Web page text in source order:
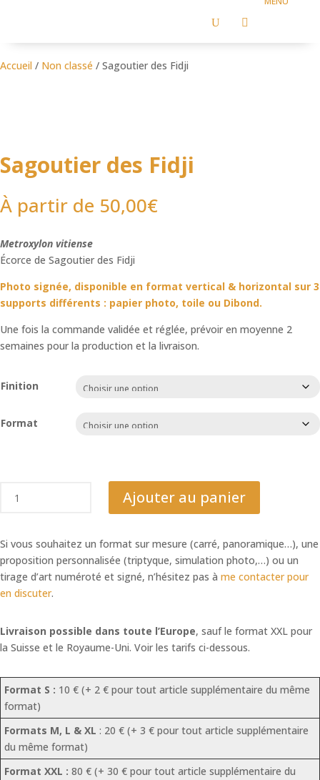
U 
Accueil / Non classé / Sagoutier des Fidji
Sagoutier des Fidji
À partir de 50,00€
Metroxylon vitiense
Écorce de Sagoutier des Fidji
Photo signée, disponible en format vertical & horizontal sur 3
supports différents : papier photo, toile ou Dibond.
Une fois la commande validée et réglée, prévoir en moyenne 2
semaines pour la production et la livraison.
Finition
Format
des
Fidji
Ajouter au panier
Si vous souhaitez un format sur mesure (carré, panoramique…), une
proposition personnalisée (triptyque, simulation photo,…) ou un
tirage d’art numéroté et signé, n’hésitez pas à me contacter pour
en discuter.
Livraison possible dans toute l’Europe, sauf le format XXL pour
la Suisse et le Royaume-Uni. Voir les tarifs ci-dessous.
Format S : 10 € (+ 2 € pour tout article supplémentaire du même
format)
Formats M, L & XL : 20 € (+ 3 € pour tout article supplémentaire
du même format)
Format XXL : 80 € (+ 30 € pour tout article supplémentaire du